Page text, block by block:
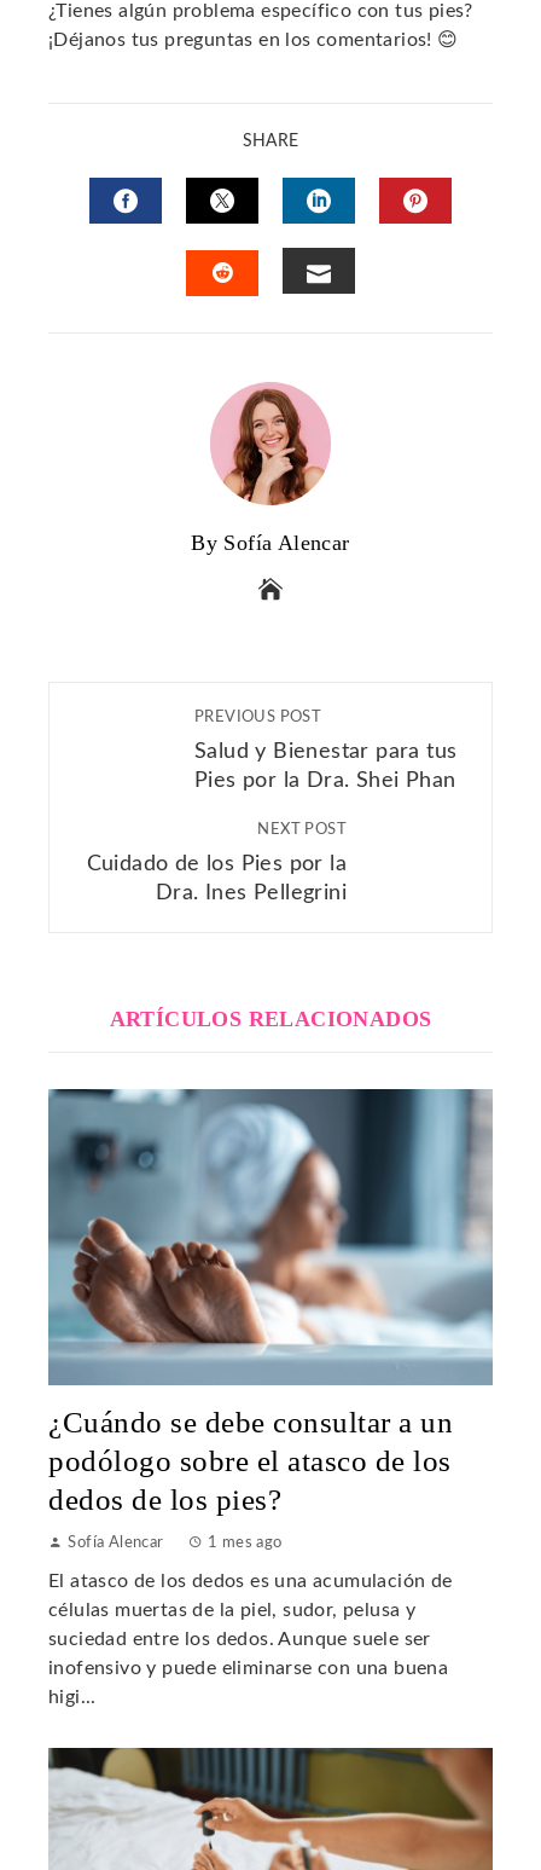
¿Tienes algún problema específico con tus pies?
¡Déjanos tus preguntas en los comentarios! 😊
SHARE
FACEBOOKTWITTERLINKEDIN
By Sofía Alencar
PREVIOUS POST
Salud y Bienestar para tus
Pies por la Dra. Shei Phan
NEXT POST
Cuidado de los Pies por la
Dra. Ines Pellegrini
ARTÍCULOS RELACIONADOS
¿Cuándo se debe consultar a un
podólogo sobre el atasco de los
dedos de los pies?
Sofía Alencar 1 mes ago
El atasco de los dedos es una acumulación de
células muertas de la piel, sudor, pelusa y
suciedad entre los dedos. Aunque suele ser
inofensivo y puede eliminarse con una buena
higi...